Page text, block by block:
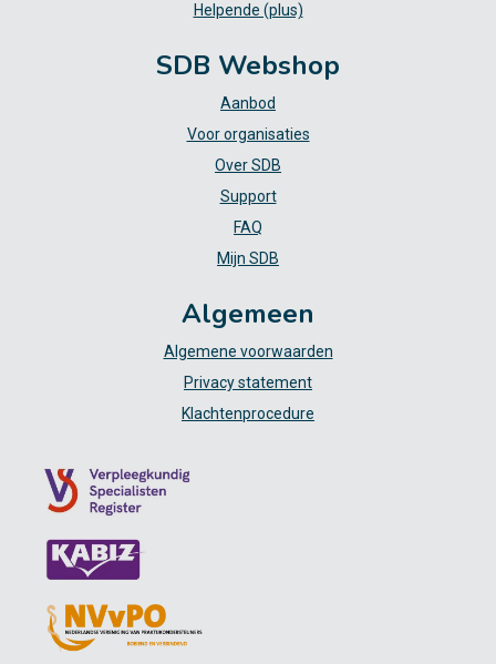
Helpende (plus)
SDB Webshop
Aanbod
Voor organisaties
Over SDB
Support
FAQ
Mijn SDB
Algemeen
Algemene voorwaarden
Privacy statement
Klachtenprocedure